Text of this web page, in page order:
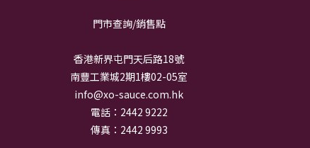
門市查詢/銷售點
香港新界屯門天后路18號
南豐工業城2期1樓02-05室
info@xo-sauce.com.hk
電話：2442 9222
傳真：2442 9993